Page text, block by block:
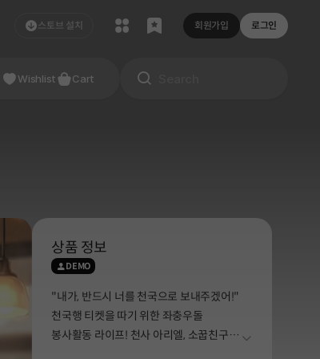
스토브 설치 회원가입 로그인
Studio
Wishlist Cart
상품 정보
DEMO
"내가, 반드시 너를 천국으로 보내주겠어!"
천국행 티켓을 따기 위한 좌충우돌
봉사활동 라이프! 천사 아리엘, 소꿉친구,
더보기